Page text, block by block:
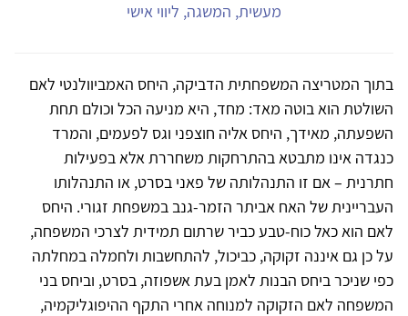
מעשית, המשגה, ליווי אישי
בתוך המטריצה המשפחתית הדביקה, היחס האמביוולנטי לאם
השולטת הוא בוטה מאד: מחד, היא מניעה הכל וכולם תחת
השפעתה, מאידך, היחס אליה חוצפני וגס לפעמים, והמרד
כנגדה אינו מתבטא בהתרחקות משחררת אלא בפעילות
חתרנית – אם זו התנהלותה של פאני בסרט, או התנהלותו
העבריינית של האח אביתר הזמר-גנב במשפחת זגורי. היחס
לאם הוא כאל כוח-טבע כביר שרתום תמידית לצרכי המשפחה,
על כן גם איננה זקוקה, כביכול, להתחשבות ולחמלה במחלתה
כפי שניכר ביחס הבנות לאמן בעת אשפוזה, בסרט, וביחס בני
המשפחה לאם הזקוקה למנוחה אחרי התקף ההיפוגליקמיה,